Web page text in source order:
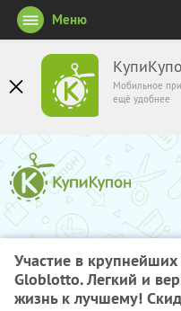
Мобильное
ещё удобнее
Меню
Участие в
Globlotto. Легкий и
жизнь к лучшему!